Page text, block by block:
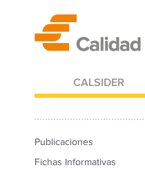
CALSIDER
Publicaciones
Fichas Informativas